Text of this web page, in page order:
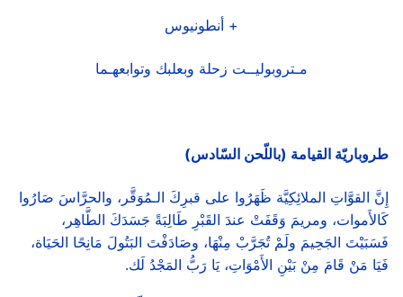
+ أنطونيوس
مـتروبوليــت زحلة وبعلبك وتوابعهـما
طروباريّة القيامة (باللّحن السّادس)
إِنَّ القوَّاتِ الملائِكِيَّة ظَهَرُوا على قبرِكَ الـمُوَقَّر، والحرَّاسَ صَارُوا
كَالأَموات، ومريمَ وَقَفَتْ عندَ القَبْرِ طَالِبَةً جَسَدَكَ الطَّاهِر،
فَسَبَيْتَ الجَحِيمَ ولَمْ تُجَرَّبْ مِنْهَا، وصَادَفْتَ البَتُولَ مَانِحًا الحَيَاة،
فَيَا مَنْ قَامَ مِنْ بَيْنِ الأَمْوَاتِ، يَا رَبُّ المَجْدُ لَك.